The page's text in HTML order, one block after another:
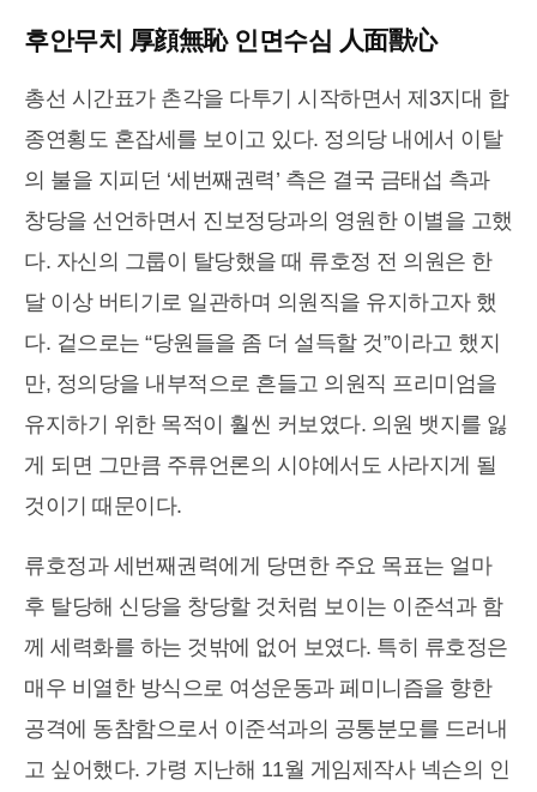
후안무치 厚顔無恥 인면수심 人面獸心
총선 시간표가 촌각을 다투기 시작하면서 제3지대 합
종연횡도 혼잡세를 보이고 있다. 정의당 내에서 이탈
의 불을 지피던 ‘세번째권력’ 측은 결국 금태섭 측과
창당을 선언하면서 진보정당과의 영원한 이별을 고했
다. 자신의 그룹이 탈당했을 때 류호정 전 의원은 한
달 이상 버티기로 일관하며 의원직을 유지하고자 했
다. 겉으로는 “당원들을 좀 더 설득할 것”이라고 했지
만, 정의당을 내부적으로 흔들고 의원직 프리미엄을
유지하기 위한 목적이 훨씬 커보였다. 의원 뱃지를 잃
게 되면 그만큼 주류언론의 시야에서도 사라지게 될
것이기 때문이다.
류호정과 세번째권력에게 당면한 주요 목표는 얼마
후 탈당해 신당을 창당할 것처럼 보이는 이준석과 함
께 세력화를 하는 것밖에 없어 보였다. 특히 류호정은
매우 비열한 방식으로 여성운동과 페미니즘을 향한
공격에 동참함으로서 이준석과의 공통분모를 드러내
고 싶어했다. 가령 지난해 11월 게임제작사 넥슨의 인